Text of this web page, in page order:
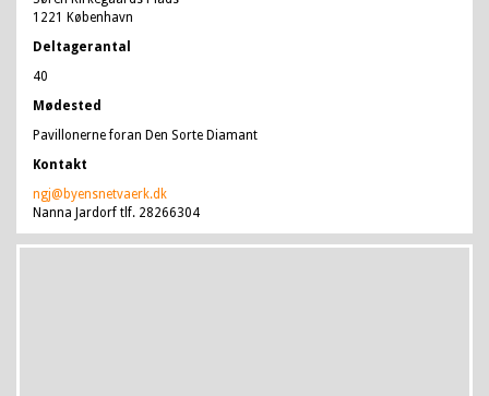
1221 København
Deltagerantal
40
Mødested
Pavillonerne foran Den Sorte Diamant
Kontakt
ngj@byensnetvaerk.dk
Nanna Jardorf tlf. 28266304